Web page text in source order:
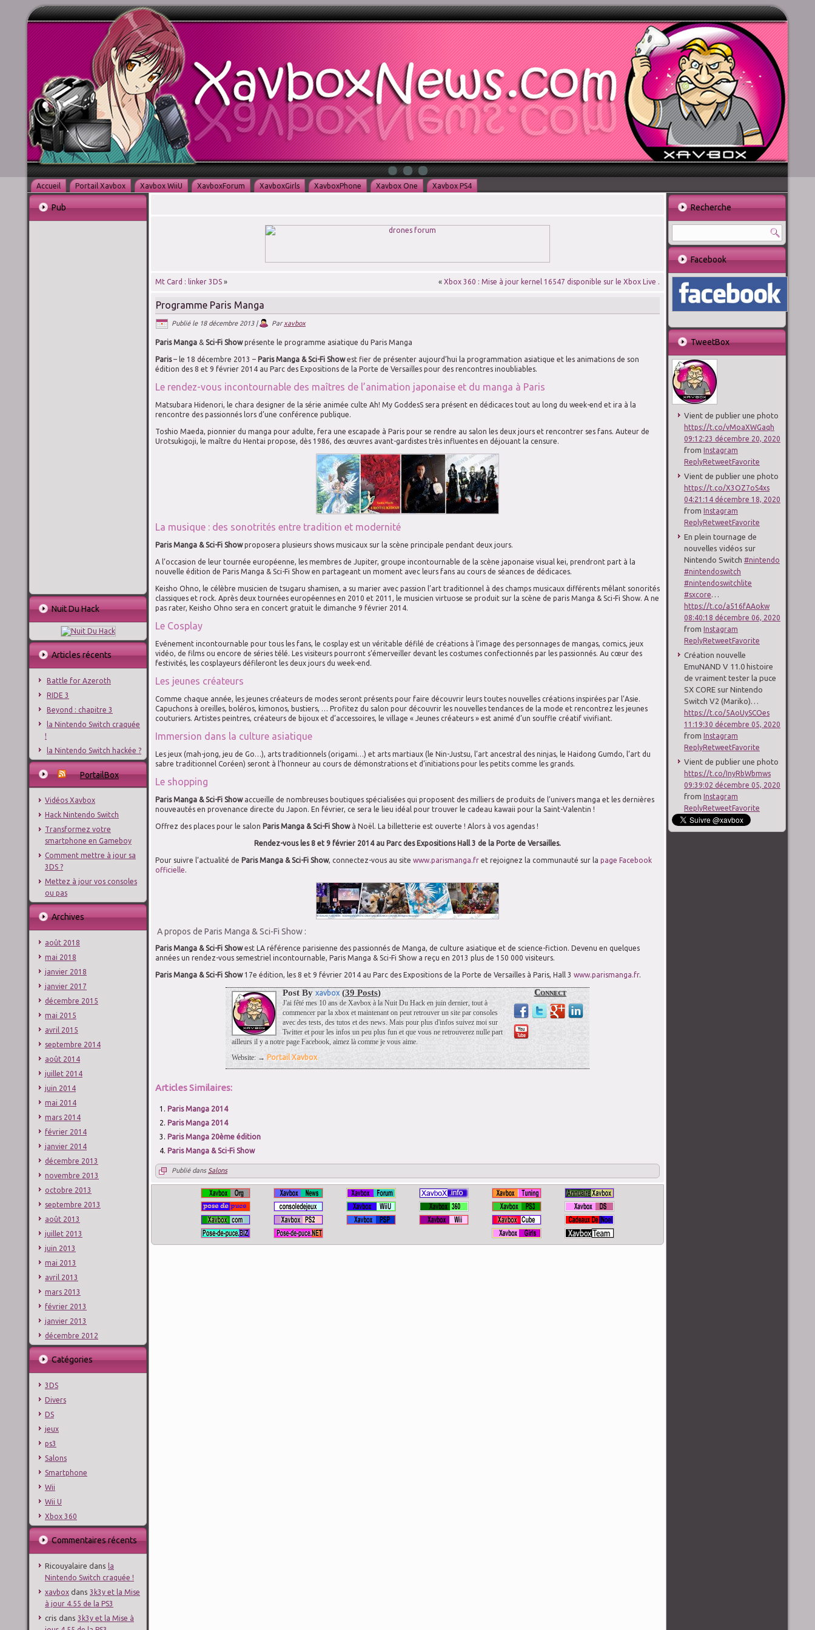
Accueil Portail Xavbox Xavbox WiiU XavboxForum XavboxGirls XavboxPhone Xavbox One Xavbox PS4
Pub
Nuit Du Hack
Articles récents
Battle for Azeroth
RIDE 3
Beyond : chapitre 3
la Nintendo Switch craquée
!
la Nintendo Switch hackée ?
PortailBox
Vidéos Xavbox
Hack Nintendo Switch
Transformez votre
smartphone en Gameboy
Comment mettre à jour sa
3DS ?
Mettez à jour vos consoles
ou pas
Archives
août 2018
mai 2018
janvier 2018
janvier 2017
décembre 2015
mai 2015
avril 2015
septembre 2014
août 2014
juillet 2014
juin 2014
mai 2014
mars 2014
février 2014
janvier 2014
décembre 2013
novembre 2013
octobre 2013
septembre 2013
août 2013
juillet 2013
juin 2013
mai 2013
avril 2013
mars 2013
février 2013
janvier 2013
décembre 2012
Catégories
3DS
Divers
DS
jeux
ps3
Salons
Smartphone
Wii
Wii U
Xbox 360
Commentaires récents
Ricouyalaire dans la
Nintendo Switch craquée !
xavbox dans 3k3y et la Mise
à jour 4.55 de la PS3
cris dans 3k3y et la Mise à
Mt Card : linker 3DS » « Xbox 360 : Mise à jour kernel 16547 disponible sur le Xbox Live .
Programme Paris Manga
Publié le 18 décembre 2013| Par xavbox
Paris Manga & Sci-Fi Showprésente le programme asiatique du Paris Manga
Paris– le 18 décembre 2013 – Paris Manga & Sci-Fi Showest fier de présenter aujourd’hui la programmation asiatique et les animations de son
édition des 8 et 9 février 2014 au Parc des Expositions de la Porte de Versailles pour des rencontres inoubliables.
Le rendez-vous incontournable des maîtres de l’animation japonaise et du manga à Paris
Matsubara Hidenori, le chara designer de la série animée culte Ah! My GoddesS sera présent en dédicaces tout au long du week-end et ira à la
rencontre des passionnés lors d’une conférence publique.
Toshio Maeda, pionnier du manga pour adulte, fera une escapade à Paris pour se rendre au salon les deux jours et rencontrer ses fans. Auteur de
Urotsukigoji, le maître du Hentai propose, dès 1986, des œuvres avant-gardistes très influentes en déjouant la censure.
La musique : des sonotrités entre tradition et modernité
Paris Manga & Sci-Fi Showproposera plusieurs shows musicaux sur la scène principale pendant deux jours.
A l’occasion de leur tournée européenne, les membres de Jupiter, groupe incontournable de la scène japonaise visual kei, prendront part à la
nouvelle édition de Paris Manga & Sci-Fi Show en partageant un moment avec leurs fans au cours de séances de dédicaces.
Keisho Ohno, le célèbre musicien de tsugaru shamisen, a su marier avec passion l’art traditionnel à des champs musicaux différents mêlant sonorités
classiques et rock. Après deux tournées européennes en 2010 et 2011, le musicien virtuose se produit sur la scène de paris Manga & Sci-Fi Show. A ne
pas rater, Keisho Ohno sera en concert gratuit le dimanche 9 février 2014.
Le Cosplay
Evénement incontournable pour tous les fans, le cosplay est un véritable défilé de créations à l’image des personnages de mangas, comics, jeux
vidéo, de films ou encore de séries télé. Les visiteurs pourront s’émerveiller devant les costumes confectionnés par les passionnés. Au cœur des
festivités, les cosplayeurs défileront les deux jours du week-end.
Les jeunes créateurs
Comme chaque année, les jeunes créateurs de modes seront présents pour faire découvrir leurs toutes nouvelles créations inspirées par l’Asie.
Capuchons à oreilles, boléros, kimonos, bustiers, … Profitez du salon pour découvrir les nouvelles tendances de la mode et rencontrez les jeunes
couturiers. Artistes peintres, créateurs de bijoux et d’accessoires, le village « Jeunes créateurs » est animé d’un souffle créatif vivifiant.
Immersion dans la culture asiatique
Les jeux (mah-jong, jeu de Go…), arts traditionnels (origami…) et arts martiaux (le Nin-Justsu, l’art ancestral des ninjas, le Haidong Gumdo, l’art du
sabre traditionnel Coréen) seront à l’honneur au cours de démonstrations et d’initiations pour les petits comme les grands.
Le shopping
Paris Manga & Sci-Fi Showaccueille de nombreuses boutiques spécialisées qui proposent des milliers de produits de l’univers manga et les dernières
nouveautés en provenance directe du Japon. En février, ce sera le lieu idéal pour trouver le cadeau kawaii pour la Saint-Valentin !
Offrez des places pour le salon Paris Manga & Sci-Fi Showà Noël. La billetterie est ouverte ! Alors à vos agendas !
Rendez-vous les 8 et 9 février 2014 au Parc des Expositions Hall 3 de la Porte de Versailles.
Pour suivre l’actualité de Paris Manga & Sci-Fi Show, connectez-vous au site www.parismanga.fr et rejoignez la communauté sur la page Facebook
officielle.
A propos de Paris Manga & Sci-Fi Show :
Paris Manga & Sci-Fi Showest LA référence parisienne des passionnés de Manga, de culture asiatique et de science-fiction. Devenu en quelques
années un rendez-vous semestriel incontournable, Paris Manga & Sci-Fi Show a reçu en 2013 plus de 150 000 visiteurs.
Paris Manga & Sci-Fi Show17e édition, les 8 et 9 février 2014 au Parc des Expositions de la Porte de Versailles à Paris, Hall 3 www.parismanga.fr.
Post By xavbox(39 Posts)
J'ai fêté mes 10 ans de Xavbox à la Nuit Du Hack en juin dernier, tout à
commencer par la xbox et maintenant on peut retrouver un site par consoles
avec des tests, des tutos et des news. Mais pour plus d'infos suivez moi sur
Twitter et pour les infos un peu plus fun et que vous ne retrouverez nulle part
ailleurs il y a notre page Facebook, aimez là comme je vous aime.
Website: → Portail Xavbox
Connect
Articles Similaires:
Paris Manga 2014
Paris Manga 2014
Paris Manga 20ème édition
Paris Manga & Sci-Fi Show
Publié dans Salons
Recherche
Facebook
TweetBox
Vient de publier une photo
https://t.co/vMoaXWGaqh
09:12:23 décembre 20, 2020
from Instagram
ReplyRetweetFavorite
Vient de publier une photo
https://t.co/X3OZ7oS4xs
04:21:14 décembre 18, 2020
from Instagram
ReplyRetweetFavorite
En plein tournage de
nouvelles vidéos sur
Nintendo Switch #nintendo
#nintendoswitch
#nintendoswitchlite
#sxcore
https://t.co/a516fAAokw
08:40:18 décembre 06, 2020
from Instagram
ReplyRetweetFavorite
Création nouvelle
EmuNAND V 11.0 histoire
de vraiment tester la puce
SX CORE sur Nintendo
Switch V2 (Mariko)…
https://t.co/5AoUySCOes
11:19:30 décembre 05, 2020
from Instagram
ReplyRetweetFavorite
Vient de publier une photo
https://t.co/InyRbWbmws
09:39:02 décembre 05, 2020
from Instagram
ReplyRetweetFavorite